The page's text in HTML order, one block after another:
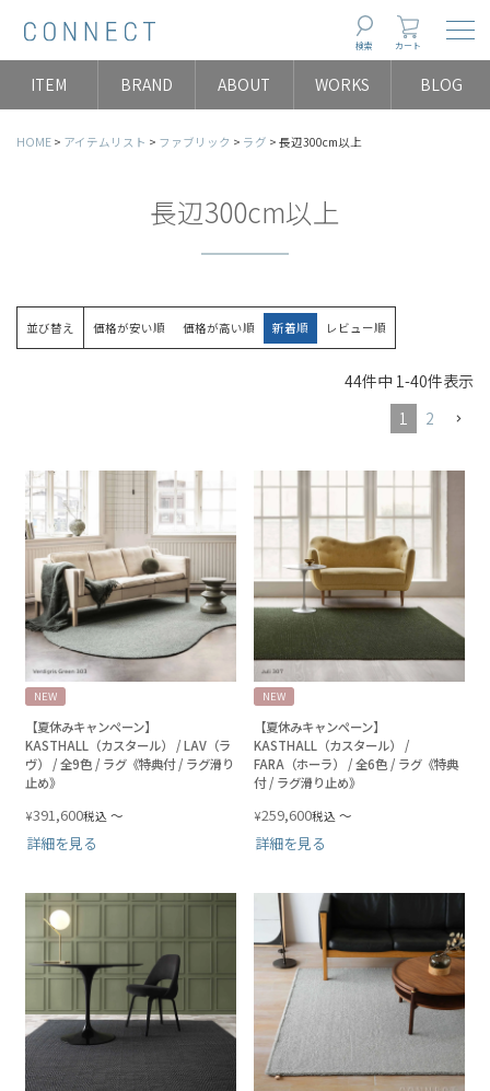
検索 カート
ITEM BRAND ABOUT WORKS BLOG
HOME アイテムリスト ファブリック ラグ 長辺300cm以上
長辺300cm以上
並び替え 価格が安い順 価格が高い順 新着順 レビュー順
44件中 1 -40件表示
1
2
NEW
【夏休みキャンペーン】
KASTHALL（カスタール） / LAV（ラ
ヴ） / 全9色 / ラグ《特典付 / ラグ滑り
止め》
¥391,600税込 〜
詳細を見る
NEW
【夏休みキャンペーン】
KASTHALL（カスタール） /
FARA（ホーラ） / 全6色 / ラグ《特典
付 / ラグ滑り止め》
¥259,600税込 〜
詳細を見る